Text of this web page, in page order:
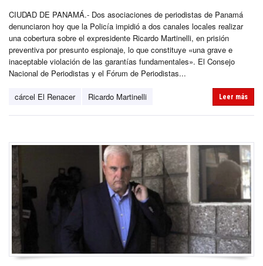
CIUDAD DE PANAMÁ.- Dos asociaciones de periodistas de Panamá
denunciaron hoy que la Policía impidió a dos canales locales realizar
una cobertura sobre el expresidente Ricardo Martinelli, en prisión
preventiva por presunto espionaje, lo que constituye «una grave e
inaceptable violación de las garantías fundamentales». El Consejo
Nacional de Periodistas y el Fórum de Periodistas...
cárcel El Renacer Ricardo Martinelli Leer más